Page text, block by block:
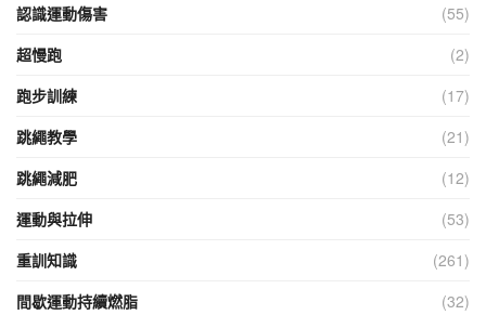
認識運動傷害
(55)
超慢跑
(2)
跑步訓練
(17)
跳繩教學
(21)
跳繩減肥
(12)
運動與拉伸
(53)
重訓知識
(261)
間歇運動持續燃脂
(32)